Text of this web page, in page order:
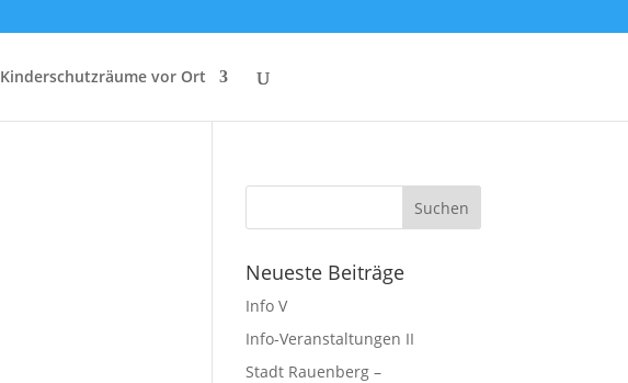
Kinderschutzräume vor Ort
Neueste Beiträge
Info V
Info-Veranstaltungen II
Stadt Rauenberg –